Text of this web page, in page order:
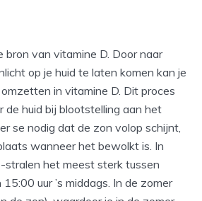
bron van vitamine D. Door naar
op je huid te laten komen kan je
in vitamine D. Dit proces
de huid bij blootstelling aan het
se nodig dat de zon volop schijnt,
wanneer het bewolkt is. In
stralen het meest sterk tussen
uur ’s middags. In de zomer